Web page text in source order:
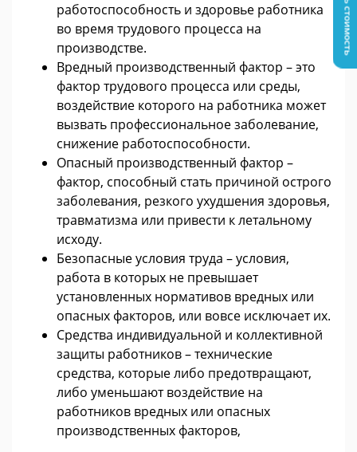
работоспособность и здоровье работника
во время трудового процесса на
производстве.
Вредный производственный фактор – это
фактор трудового процесса или среды,
воздействие которого на работника может
вызвать профессиональное заболевание,
снижение работоспособности.
Опасный производственный фактор –
фактор, способный стать причиной острого
заболевания, резкого ухудшения здоровья,
травматизма или привести к летальному
исходу.
Безопасные условия труда – условия,
работа в которых не превышает
установленных нормативов вредных или
опасных факторов, или вовсе исключает их.
Средства индивидуальной и коллективной
защиты работников – технические
средства, которые либо предотвращают,
либо уменьшают воздействие на
работников вредных или опасных
производственных факторов,